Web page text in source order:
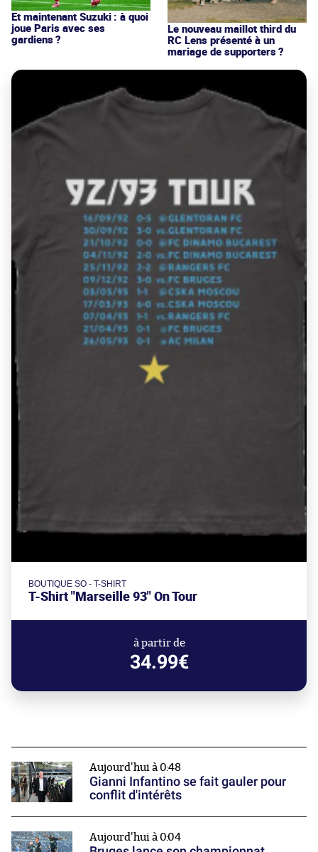
Et maintenant Suzuki : à quoi
joue Paris avec ses
gardiens ?
Le nouveau maillot third du
RC Lens présenté à un
mariage de supporters ?
BOUTIQUE SO - T-SHIRT
T-Shirt "Marseille 93" On Tour
à partir de
34.99€
Aujourd'hui à 0:48
Gianni Infantino se fait gauler pour
conflit d'intérêts
Aujourd'hui à 0:04